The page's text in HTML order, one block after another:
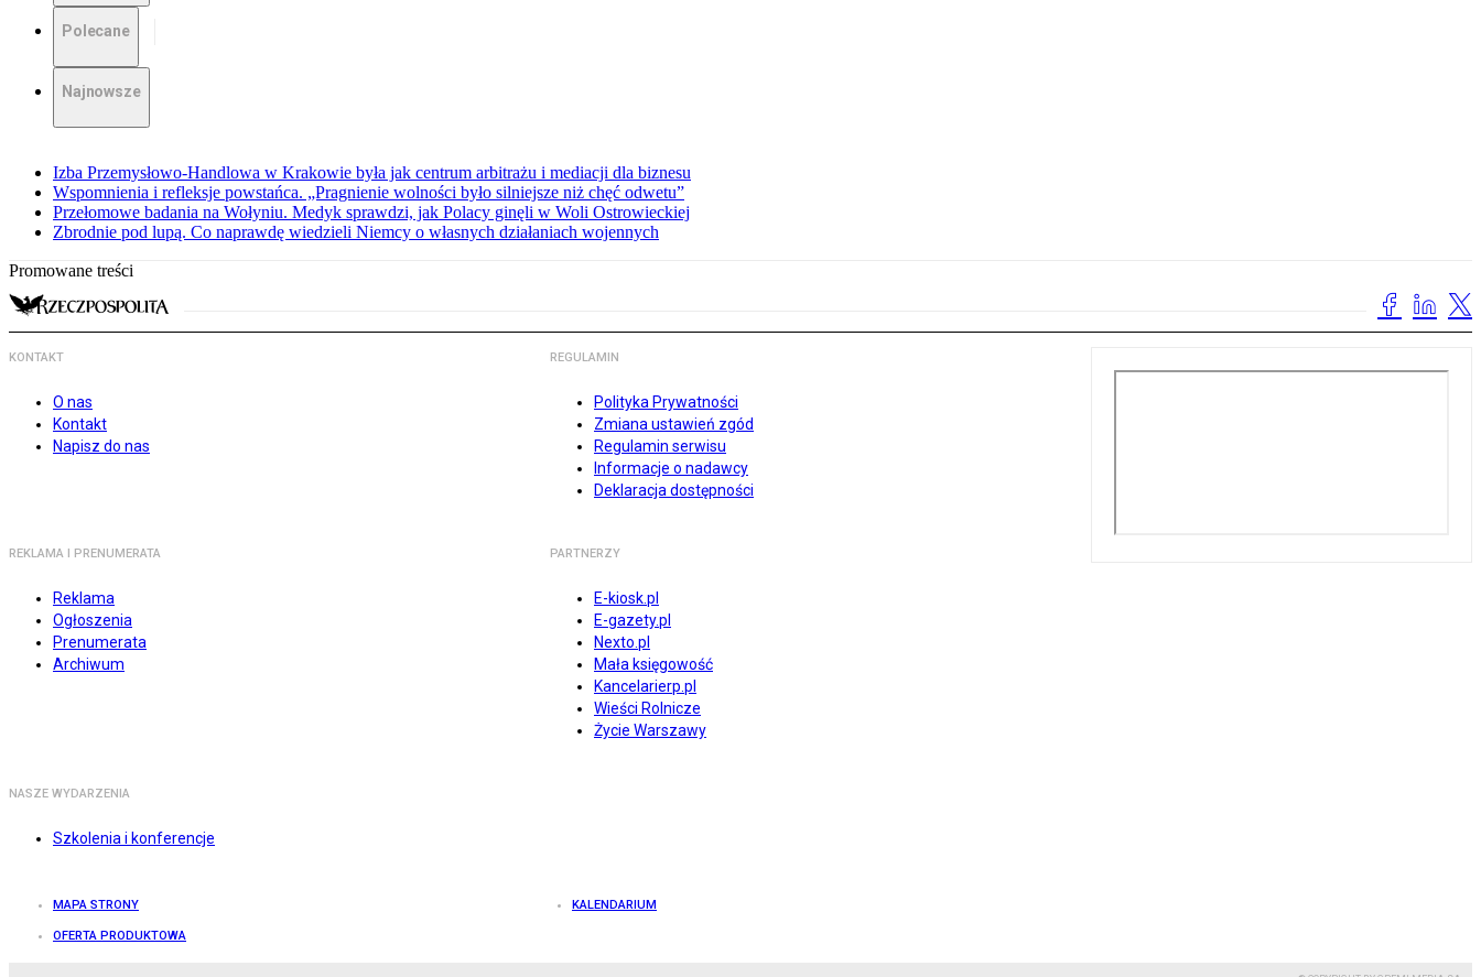
Polecane
Najnowsze
Izba Przemysłowo-Handlowa w Krakowie była jak centrum arbitrażu i mediacji dla biznesu
Wspomnienia i refleksje powstańca. „Pragnienie wolności było silniejsze niż chęć odwetu”
Przełomowe badania na Wołyniu. Medyk sprawdzi, jak Polacy ginęli w Woli Ostrowieckiej
Zbrodnie pod lupą. Co naprawdę wiedzieli Niemcy o własnych działaniach wojennych
Promowane treści
KONTAKT
O nas
Kontakt
Napisz do nas
REGULAMIN
Polityka Prywatności
Zmiana ustawień zgód
Regulamin serwisu
Informacje o nadawcy
Deklaracja dostępności
REKLAMA I PRENUMERATA
Reklama
Ogłoszenia
Prenumerata
Archiwum
PARTNERZY
E-kiosk.pl
E-gazety.pl
Nexto.pl
Mała księgowość
Kancelarierp.pl
Wieści Rolnicze
Życie Warszawy
NASZE WYDARZENIA
Szkolenia i konferencje
MAPA STRONY KALENDARIUM
OFERTA PRODUKTOWA